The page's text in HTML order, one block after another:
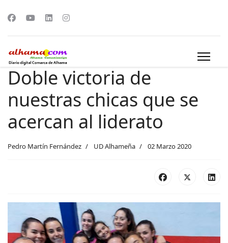
Doble victoria de
nuestras chicas que se
acercan al liderato
Pedro Martín Fernández UD Alhameña 02 Marzo 2020